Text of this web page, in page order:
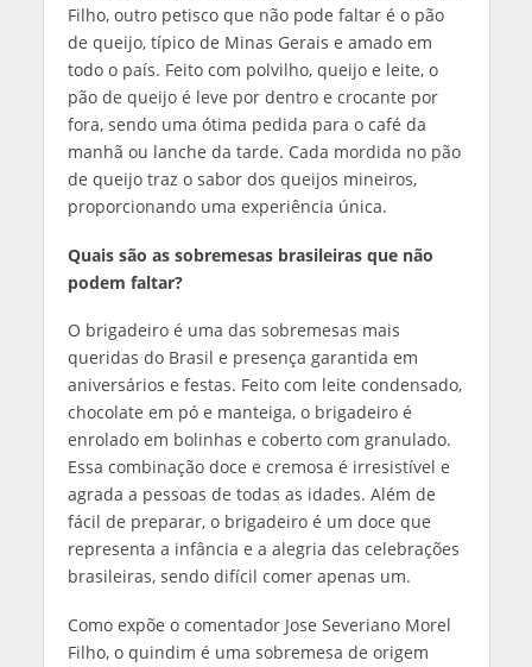
Filho, outro petisco que não pode faltar é o pão
de queijo, típico de Minas Gerais e amado em
todo o país. Feito com polvilho, queijo e leite, o
pão de queijo é leve por dentro e crocante por
fora, sendo uma ótima pedida para o café da
manhã ou lanche da tarde. Cada mordida no pão
de queijo traz o sabor dos queijos mineiros,
proporcionando uma experiência única.
Quais são as sobremesas brasileiras que não
podem faltar?
O brigadeiro é uma das sobremesas mais
queridas do Brasil e presença garantida em
aniversários e festas. Feito com leite condensado,
chocolate em pó e manteiga, o brigadeiro é
enrolado em bolinhas e coberto com granulado.
Essa combinação doce e cremosa é irresistível e
agrada a pessoas de todas as idades. Além de
fácil de preparar, o brigadeiro é um doce que
representa a infância e a alegria das celebrações
brasileiras, sendo difícil comer apenas um.
Como expõe o comentador Jose Severiano Morel
Filho, o quindim é uma sobremesa de origem